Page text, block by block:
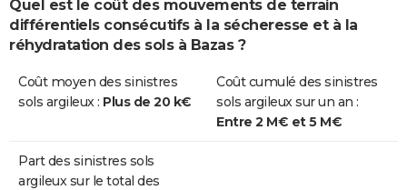
Sécheresse 01/01/2012 31/03/2012 91 j
Sécheresse 01/04/2011 30/06/2011 91 j
Sécheresse 01/07/2005
Quel est le coût des mouvements de terrain
différentiels consécutifs à la sécheresse et à la
réhydratation des sols à Bazas ?
Coût moyen des sinistres
sols argileux : Plus de 20 k€
Coût cumulé des sinistres
sols argileux sur un an :
Entre 2 M€ et 5 M€
Part des sinistres sols
argileux sur le total des